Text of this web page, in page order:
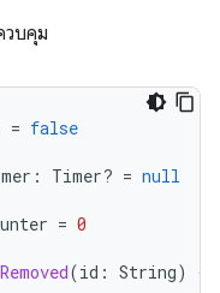
วบคุม
= false
: Timer? = null
= 0
(id : String)
{